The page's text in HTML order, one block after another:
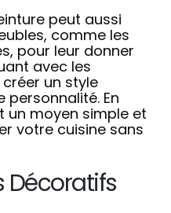
peut aussi
comme les
pour leur donner
avec les
un style
personnalité. En
un moyen simple et
votre cuisine sans
Décoratifs